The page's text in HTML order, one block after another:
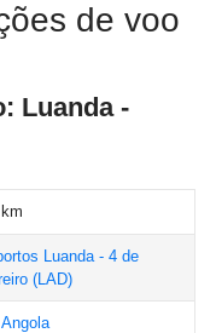
de voo
Luanda -
Luanda - 4 de
(LAD)